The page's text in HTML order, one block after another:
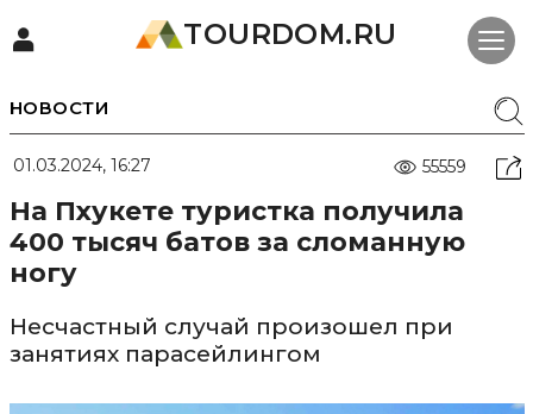
TOURDOM.RU
НОВОСТИ
01.03.2024, 16:27 55559
На Пхукете туристка получила
400 тысяч батов за сломанную
ногу
Несчастный случай произошел при
занятиях парасейлингом